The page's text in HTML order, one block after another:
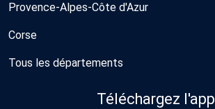
Provence-Alpes-Côte d'Azur
Corse
Tous les départements
Téléchargez l'app